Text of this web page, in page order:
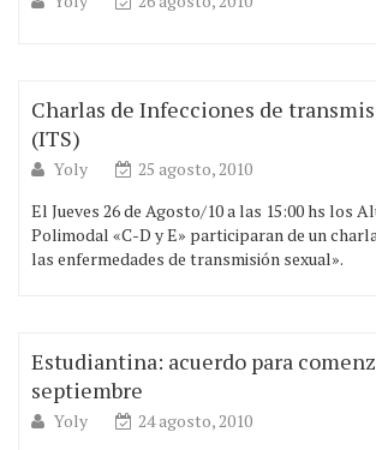
Charlas de Infecciones de
(ITS)
Yoly
25 agosto, 2010
El Jueves 26 de Agosto/10 a las 15:00 hs los
Polimodal «C-D y E» participaran de un
las enfermedades de transmisión sexual».
Estudiantina: acuerdo para
septiembre
Yoly
24 agosto, 2010